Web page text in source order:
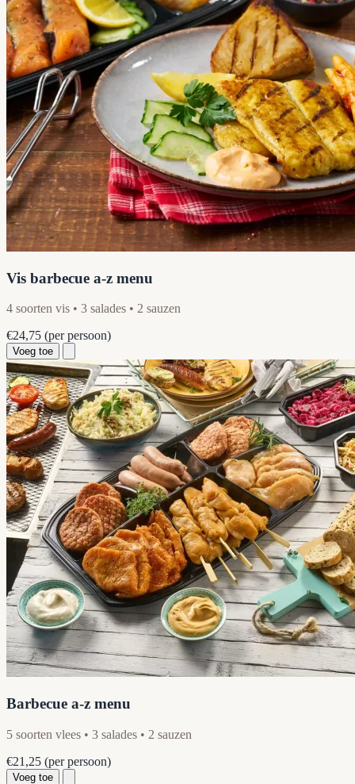
Vis barbecue a-z menu
4 soorten vis • 3 salades • 2 sauzen
€24,75 (per persoon)
Voeg toe
Barbecue a-z menu
5 soorten vlees • 3 salades • 2 sauzen
€21,25 (per persoon)
Voeg toe